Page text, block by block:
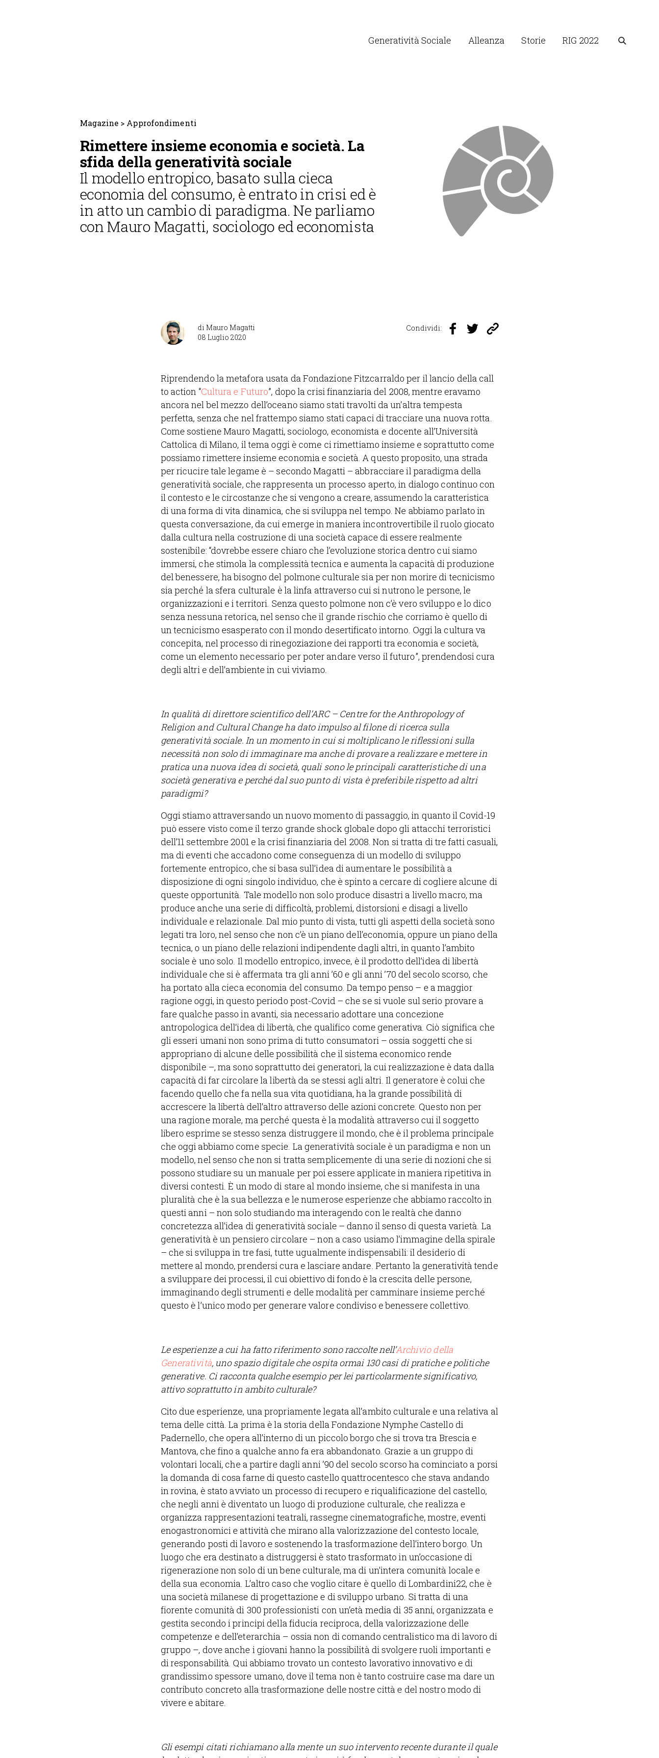
Generatività Sociale Alleanza Storie RIG 2022
Magazine > Approfondimenti
Rimettere insieme economia e società. La
sfida della generatività sociale
Il modello entropico, basato sulla cieca
economia del consumo, è entrato in crisi ed è
in atto un cambio di paradigma. Ne parliamo
con Mauro Magatti, sociologo ed economista
di Mauro Magatti
08 Luglio 2020
Condividi:
Riprendendo la metafora usata da Fondazione Fitzcarraldo per il lancio della call
to action “Cultura e Futuro”, dopo la crisi finanziaria del 2008, mentre eravamo
ancora nel bel mezzo dell’oceano siamo stati travolti da un’altra tempesta
perfetta, senza che nel frattempo siamo stati capaci di tracciare una nuova rotta.
Come sostiene Mauro Magatti, sociologo, economista e docente all’Università
Cattolica di Milano, il tema oggi è come ci rimettiamo insieme e soprattutto come
possiamo rimettere insieme economia e società. A questo proposito, una strada
per ricucire tale legame è – secondo Magatti – abbracciare il paradigma della
generatività sociale, che rappresenta un processo aperto, in dialogo continuo con
il contesto e le circostanze che si vengono a creare, assumendo la caratteristica
di una forma di vita dinamica, che si sviluppa nel tempo. Ne abbiamo parlato in
questa conversazione, da cui emerge in maniera incontrovertibile il ruolo giocato
dalla cultura nella costruzione di una società capace di essere realmente
sostenibile: “dovrebbe essere chiaro che l’evoluzione storica dentro cui siamo
immersi, che stimola la complessità tecnica e aumenta la capacità di produzione
del benessere, ha bisogno del polmone culturale sia per non morire di tecnicismo
sia perché la sfera culturale è la linfa attraverso cui si nutrono le persone, le
organizzazioni e i territori. Senza questo polmone non c’è vero sviluppo e lo dico
senza nessuna retorica, nel senso che il grande rischio che corriamo è quello di
un tecnicismo esasperato con il mondo desertificato intorno. Oggi la cultura va
concepita, nel processo di rinegoziazione dei rapporti tra economia e società,
come un elemento necessario per poter andare verso il futuro”, prendendosi cura
degli altri e dell’ambiente in cui viviamo.
In qualità di direttore scientifico dell’ARC – Centre for the Anthropology of
Religion and Cultural Change ha dato impulso al filone di ricerca sulla
generatività sociale. In un momento in cui si moltiplicano le riflessioni sulla
necessità non solo di immaginare ma anche di provare a realizzare e mettere in
pratica una nuova idea di società, quali sono le principali caratteristiche di una
società generativa e perché dal suo punto di vista è preferibile rispetto ad altri
paradigmi?
Oggi stiamo attraversando un nuovo momento di passaggio, in quanto il Covid-19
può essere visto come il terzo grande shock globale dopo gli attacchi terroristici
dell’11 settembre 2001 e la crisi finanziaria del 2008. Non si tratta di tre fatti casuali,
ma di eventi che accadono come conseguenza di un modello di sviluppo
fortemente entropico, che si basa sull’idea di aumentare le possibilità a
disposizione di ogni singolo individuo, che è spinto a cercare di cogliere alcune di
queste opportunità. Tale modello non solo produce disastri a livello macro, ma
produce anche una serie di difficoltà, problemi, distorsioni e disagi a livello
individuale e relazionale. Dal mio punto di vista, tutti gli aspetti della società sono
legati tra loro, nel senso che non c’è un piano dell’economia, oppure un piano della
tecnica, o un piano delle relazioni indipendente dagli altri, in quanto l’ambito
sociale è uno solo. Il modello entropico, invece, è il prodotto dell’idea di libertà
individuale che si è affermata tra gli anni ’60 e gli anni ’70 del secolo scorso, che
ha portato alla cieca economia del consumo. Da tempo penso – e a maggior
ragione oggi, in questo periodo post-Covid – che se si vuole sul serio provare a
fare qualche passo in avanti, sia necessario adottare una concezione
antropologica dell’idea di libertà, che qualifico come generativa. Ciò significa che
gli esseri umani non sono prima di tutto consumatori – ossia soggetti che si
appropriano di alcune delle possibilità che il sistema economico rende
disponibile –, ma sono soprattutto dei generatori, la cui realizzazione è data dalla
capacità di far circolare la libertà da se stessi agli altri. Il generatore è colui che
facendo quello che fa nella sua vita quotidiana, ha la grande possibilità di
accrescere la libertà dell’altro attraverso delle azioni concrete. Questo non per
una ragione morale, ma perché questa è la modalità attraverso cui il soggetto
libero esprime se stesso senza distruggere il mondo, che è il problema principale
che oggi abbiamo come specie. La generatività sociale è un paradigma e non un
modello, nel senso che non si tratta semplicemente di una serie di nozioni che si
possono studiare su un manuale per poi essere applicate in maniera ripetitiva in
diversi contesti. È un modo di stare al mondo insieme, che si manifesta in una
pluralità che è la sua bellezza e le numerose esperienze che abbiamo raccolto in
questi anni – non solo studiando ma interagendo con le realtà che danno
concretezza all’idea di generatività sociale – danno il senso di questa varietà. La
generatività è un pensiero circolare – non a caso usiamo l’immagine della spirale
– che si sviluppa in tre fasi, tutte ugualmente indispensabili: il desiderio di
mettere al mondo, prendersi cura e lasciare andare. Pertanto la generatività tende
a sviluppare dei processi, il cui obiettivo di fondo è la crescita delle persone,
immaginando degli strumenti e delle modalità per camminare insieme perché
questo è l’unico modo per generare valore condiviso e benessere collettivo.
Le esperienze a cui ha fatto riferimento sono raccolte nell’Archivio della
Generatività, uno spazio digitale che ospita ormai 130 casi di pratiche e politiche
generative. Ci racconta qualche esempio per lei particolarmente significativo,
attivo soprattutto in ambito culturale?
Cito due esperienze, una propriamente legata all’ambito culturale e una relativa al
tema delle città. La prima è la storia della Fondazione Nymphe Castello di
Padernello, che opera all’interno di un piccolo borgo che si trova tra Brescia e
Mantova, che fino a qualche anno fa era abbandonato. Grazie a un gruppo di
volontari locali, che a partire dagli anni ’90 del secolo scorso ha cominciato a porsi
la domanda di cosa farne di questo castello quattrocentesco che stava andando
in rovina, è stato avviato un processo di recupero e riqualificazione del castello,
che negli anni è diventato un luogo di produzione culturale, che realizza e
organizza rappresentazioni teatrali, rassegne cinematografiche, mostre, eventi
enogastronomici e attività che mirano alla valorizzazione del contesto locale,
generando posti di lavoro e sostenendo la trasformazione dell’intero borgo. Un
luogo che era destinato a distruggersi è stato trasformato in un’occasione di
rigenerazione non solo di un bene culturale, ma di un’intera comunità locale e
della sua economia. L’altro caso che voglio citare è quello di Lombardini22, che è
una società milanese di progettazione e di sviluppo urbano. Si tratta di una
fiorente comunità di 300 professionisti con un’età media di 35 anni, organizzata e
gestita secondo i principi della fiducia reciproca, della valorizzazione delle
competenze e dell’eterarchia – ossia non di comando centralistico ma di lavoro di
gruppo –, dove anche i giovani hanno la possibilità di svolgere ruoli importanti e
di responsabilità. Qui abbiamo trovato un contesto lavorativo innovativo e di
grandissimo spessore umano, dove il tema non è tanto costruire case ma dare un
contributo concreto alla trasformazione delle nostre città e del nostro modo di
vivere e abitare.
Gli esempi citati richiamano alla mente un suo intervento recente durante il quale